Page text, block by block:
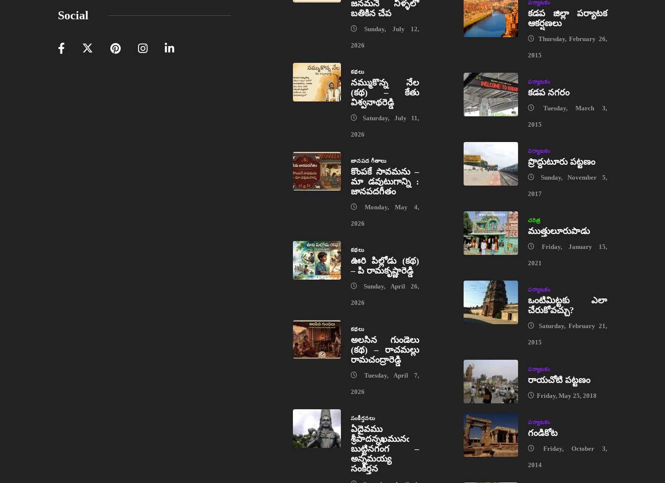
Social
జనమనే నీళ్ళలో
బతికిన చేప
Sunday, July 12,
2026
కథలు
నమ్ముకొన్న నేల
(కథ) – కేతు
విశ్వనాథరెడ్డి
Saturday, July 11,
2026
జానపద గీతాలు
కొంపకే సావమను –
మా డవుటుగాన్ని :
జానపదగీతం
Monday, May 4,
2026
కథలు
ఊరి పిల్లోడు (కథ)
– పి రామకృష్ణారెడ్డి
Sunday, April 26,
2026
కథలు
అలసిన గుండెలు
(కథ) – రాచమల్లు
రామచంద్రారెడ్డి
Tuesday, April 7,
2026
సంకీర్తనలు
ఏదైవము
శ్రీపాదన్నఖమునఁ
బుట్టినగంగ –
అన్నమయ్య
సంకీర్తన
పర్యాటకం
కడప జిల్లా పర్యాటక
ఆకర్షణలు
Thursday, February 26,
2015
పర్యాటకం
కడప నగరం
Tuesday, March 3,
2015
పర్యాటకం
ప్రొద్దుటూరు పట్టణం
Sunday, November 5,
2017
చరిత్ర
ముత్తులూరుపాడు
Friday, January 15,
2021
పర్యాటకం
ఒంటిమిట్టకు ఎలా
చేరుకోవచ్చు?
Saturday, February 21,
2015
పర్యాటకం
రాయచోటి పట్టణం
Friday, May 25, 2018
పర్యాటకం
గండికోట
Friday, October 3,
2014